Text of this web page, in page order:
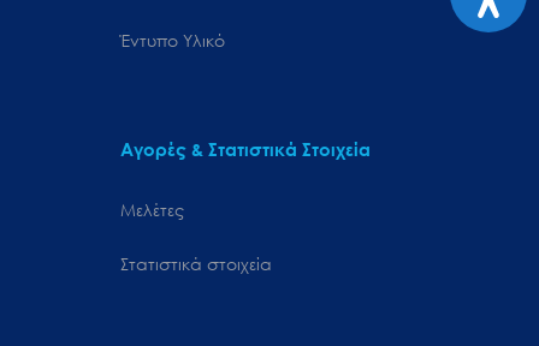
Έντυπο Υλικό
Αγορές & Στατιστικά Στοιχεία
Μελέτες
Στατιστικά στοιχεία